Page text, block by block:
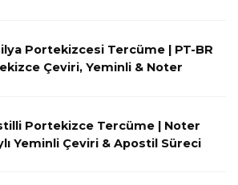
Portekizcesi Tercüme | PT-BR
Çeviri, Yeminli & Noter
Portekizce Tercüme | Noter
Yeminli Çeviri & Apostil Süreci